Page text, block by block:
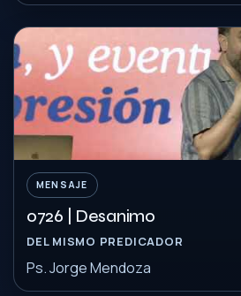
MENSAJE
0726 | Desanimo
DEL MISMO PREDICADOR
Ps. Jorge Mendoza